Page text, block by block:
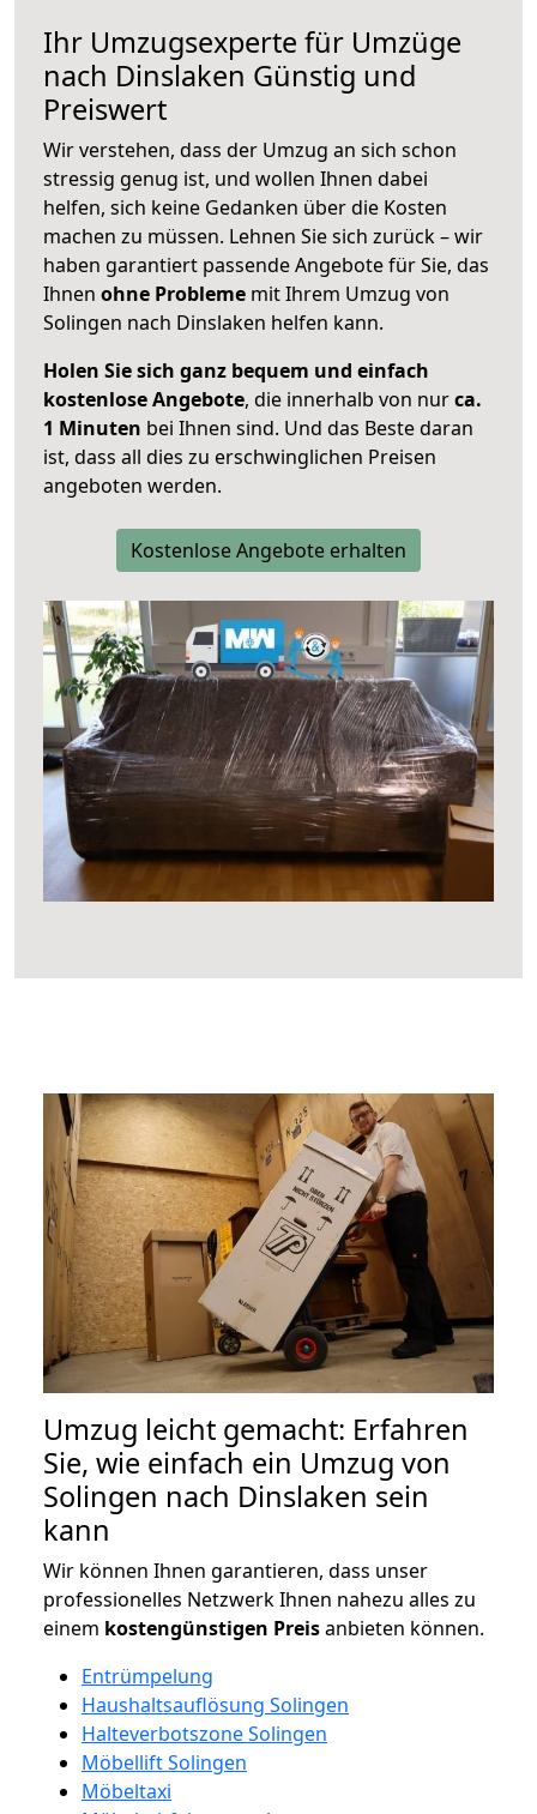
Ihr Umzugsexperte für Umzüge
nach Dinslaken Günstig und
Preiswert
Wir verstehen, dass der Umzug an sich schon
stressig genug ist, und wollen Ihnen dabei
helfen, sich keine Gedanken über die Kosten
machen zu müssen. Lehnen Sie sich zurück – wir
haben garantiert passende Angebote für Sie, das
Ihnen ohne Probleme mit Ihrem Umzug von
Solingen nach Dinslaken helfen kann.
Holen Sie sich ganz bequem und einfach
kostenlose Angebote, die innerhalb von nurca.
1 Minuten bei Ihnen sind. Und das Beste daran
ist, dass all dies zu erschwinglichen Preisen
angeboten werden.
Kostenlose Angebote erhalten
Umzug leicht gemacht: Erfahren
Sie, wie einfach ein Umzug von
Solingen nach Dinslaken sein
kann
Wir können Ihnen garantieren, dass unser
professionelles Netzwerk Ihnen nahezu alles zu
einem kostengünstigen Preisanbieten können.
Entrümpelung
Haushaltsauflösung Solingen
Halteverbotszone Solingen
Möbellift Solingen
Möbeltaxi